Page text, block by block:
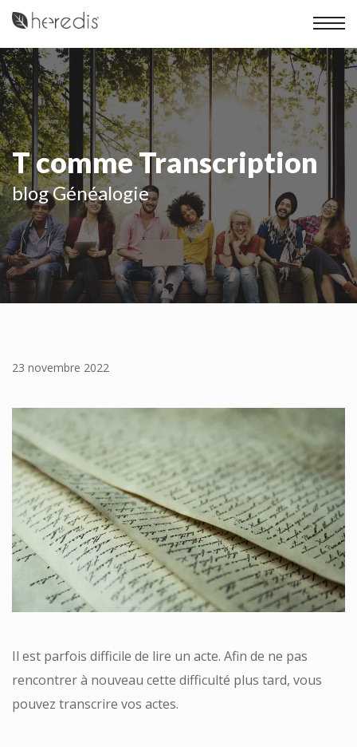
T comme Transcription
blog Généalogie
23 novembre 2022
Il est parfois difficile de lire un acte. Afin de ne pas
rencontrer à nouveau cette difficulté plus tard, vous
pouvez transcrire vos actes.